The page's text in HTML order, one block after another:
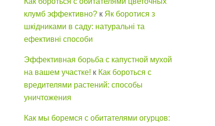
клумб эффективно? к Як боротися з
шкідниками в саду: натуральні та
ефективні способи
Эффективная борьба с капустной мухой
на вашем участке! к Как бороться с
вредителями растений: способы
уничтожения
Как мы боремся с обитателями огурцов: